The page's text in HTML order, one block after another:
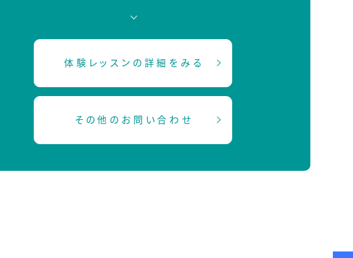
体験レッスンの詳細をみる
その他のお問い合わせ